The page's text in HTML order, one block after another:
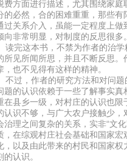
费方面进行描述，尤其围绕家
的必然，合的困难重重，那些有
过关系介入，虽能一定程度上做
向非常明显，对制度的反思很多
读完这本书，不禁为作者的治学
所见所闻所思，并且不断反思
，也不见得有这样的精神。
不过，作者的研究方法和对问题
题的认识依赖于一些了解事实
在县乡一级，对村庄的认识也
认识不够，与广大农户接触少
治理之间复杂的关系，实非“文
，在综观村庄社会基础和国家
，以及由此带来的村民和国家
的认识。